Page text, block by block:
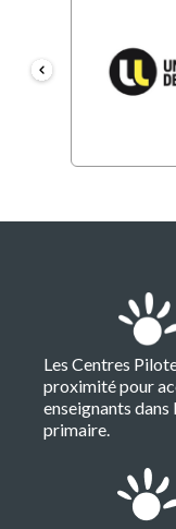
Les Centres
proximité pour
enseignants dans
primaire.